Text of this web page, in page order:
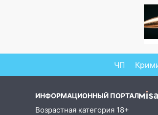
Переезжал
велосипеде и попал под
Железнодорожном
горела дача
11:33 В Засвияжье под
авто попал мужчина
ЧП
ИНФОРМАЦИОННЫЙ ПОРТАЛ
Возрастная категория 18+